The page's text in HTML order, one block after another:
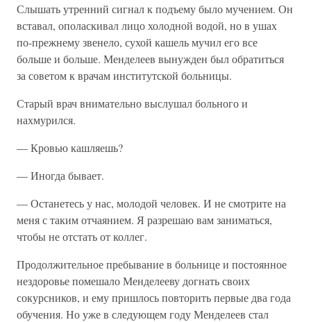
Слышать утренний сигнал к подъему было мучением. Он
вставал, ополаскивал лицо холодной водой, но в ушах
по-прежнему звенело, сухой кашель мучил его все
больше и больше. Менделеев вынужден был обратиться
за советом к врачам институтской больницы.
Старый врач внимательно выслушал больного и
нахмурился.
— Кровью кашляешь?
— Иногда бывает.
— Останетесь у нас, молодой человек. И не смотрите на
меня с таким отчаянием. Я разрешаю вам заниматься,
чтобы не отстать от коллег.
Продолжительное пребывание в больнице и постоянное
нездоровье помешало Менделееву догнать своих
сокурсников, и ему пришлось повторить первые два года
обучения. Но уже в следующем году Менделеев стал